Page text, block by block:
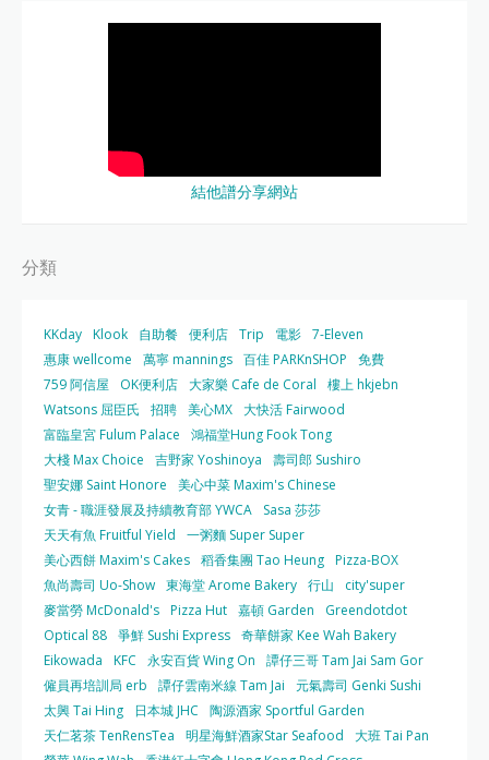
結他譜分享網站
分類
KKday Klook 自助餐 便利店 Trip 電影 7-Eleven
惠康 wellcome
萬寧 mannings 百佳 PARKnSHOP
免費
759 阿信屋
OK便利店 大家樂 Cafe de Coral
樓上 hkjebn
Watsons 屈臣氏
招聘 美心MX 大快活 Fairwood
富臨皇宮 Fulum Palace
鴻福堂Hung Fook Tong
大棧 Max Choice
吉野家 Yoshinoya
壽司郎 Sushiro
聖安娜 Saint Honore
美心中菜 Maxim's Chinese
女青 - 職涯發展及持續教育部 YWCA
Sasa 莎莎
天天有魚 Fruitful Yield
一粥麵 Super Super
美心西餅 Maxim's Cakes 稻香集團 Tao Heung Pizza-BOX
魚尚壽司 Uo-Show 東海堂 Arome Bakery 行山
city'super
麥當勞 McDonald's Pizza Hut 嘉頓 Garden
Greendotdot
Optical 88 爭鮮 Sushi Express 奇華餅家 Kee Wah Bakery
Eikowada
KFC 永安百貨 Wing On
譚仔三哥 Tam Jai Sam Gor
僱員再培訓局 erb
譚仔雲南米線 Tam Jai
元氣壽司 Genki Sushi
太興 Tai Hing
日本城 JHC
陶源酒家 Sportful Garden
天仁茗茶 TenRensTea
明星海鮮酒家Star Seafood
大班 Tai Pan